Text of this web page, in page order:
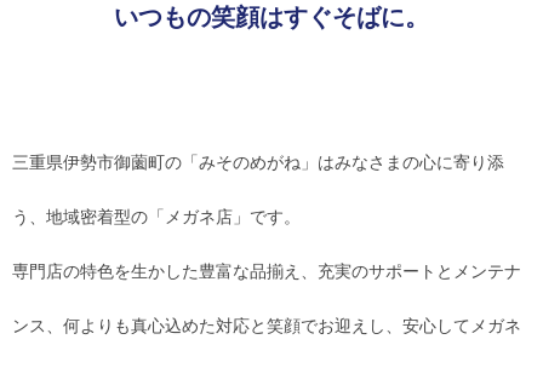
補聴器
Access
いつもの笑顔はすぐそばに。
三重県伊勢市御薗町の「みそのめがね」はみなさまの心に寄り添
う、地域密着型の「メガネ店」です。
専門店の特色を生かした豊富な品揃え、充実のサポートとメンテナ
ンス、何よりも真心込めた対応と笑顔でお迎えし、安心してメガネ